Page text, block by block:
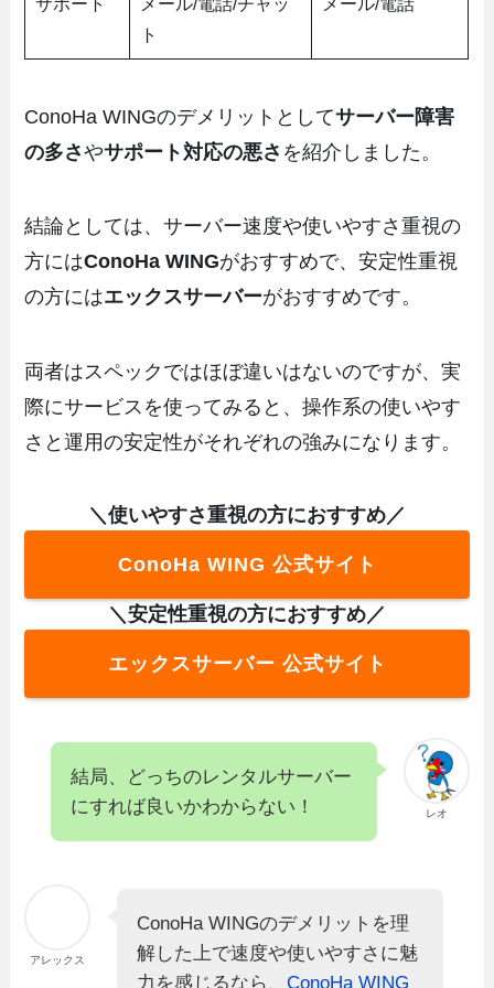
ト
ConoHa WINGのデメリットとしてサーバー障害
の多さやサポート対応の悪さ を紹介しました。
結論としては、サーバー速度や使いやすさ重視の
方にはConoHa WINGがおすすめで、安定性重視
の方にはエックスサーバーがおすすめです。
両者はスペックではほぼ違いはないのですが、実
際にサービスを使ってみると、操作系の使いやす
さと運用の安定性がそれぞれの強みになります。
＼使いやすさ重視の方におすすめ／
ConoHa WING 公式サイト
＼安定性重視の方におすすめ／
エックスサーバー 公式サイト
レオ
結局、どっちのレンタルサーバー
にすれば良いかわからない！
アレックス
ConoHa WINGのデメリットを理
解した上で速度や使いやすさに魅
力を感じるなら、ConoHa WING